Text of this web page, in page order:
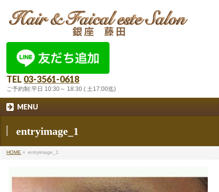
TEL 03-3561-0618
ご予約制:平日 10:30～ 18:30 ( 土17:00迄)
MENU
entryimage_1
HOME » entryimage_1